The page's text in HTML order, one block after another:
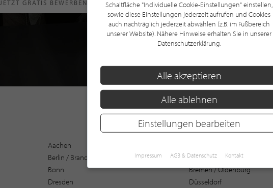
JETZT GRATIS BEWERBEN
Aachen
Berlin / Brandenburg
Bochum
Bonn
Bremen / Oldenburg
Dresden
Düsseldorf
Schaltfläche "Individuelle Cookie-Einstellungen" einstellen,
sowie diese Einstellungen jederzeit aufrufen und Cookies
auch nachträglich jederzeit abwählen (z.B. im Fußbereich
unserer Website). Nähere Hinweise erhalten Sie in unserer
Datenschutzerklärung.
Alle akzeptieren
Alle ablehnen
Einstellungen bearbeiten
Impressum AGB & Datenschutz Kontakt